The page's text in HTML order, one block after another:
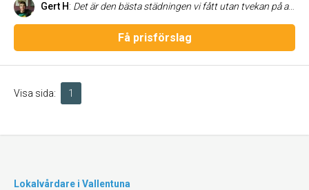
Gert H: Det är den bästa städningen vi fått utan tvekan på alla flyttstädningar vi fått. Helt fantastiska. De hittade till och med ett guldsmycke som min fru letet efter i flera år! Ska ni ha en superstädning är detta företaget. Bra jobbat!
Få prisförslag
Visa sida: 1
Lokalvårdare i Vallentuna